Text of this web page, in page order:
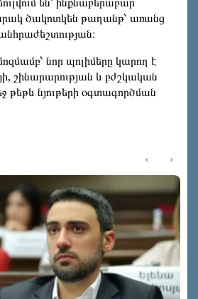
են՝ ինքնաբերաբար
ծակոտկեն թաղանթ՝ առանց
նոր պոլիմերը կարող է
շինարարության և բժշկական
թեթև նյութերի օգտագործման
‹ ›